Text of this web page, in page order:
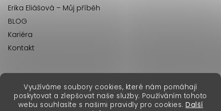
Využíváme soubory cookies, které nám pomáhají
poskytovat a zlepšovat naše služby. Používáním tohoto
webu souhlasíte s našimi pravidly pro cookies. Další
Erika Eliášová – Můj příběh
BLOG
Kariéra
Kontakt
Copyright 2026Erika Fashion. Všechna práva vyhrazena.
erikafashion.sk